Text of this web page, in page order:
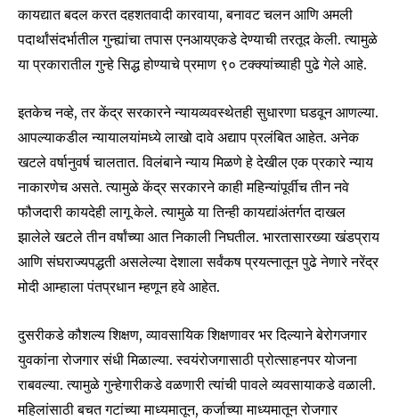
Join our community of
SUBSCRIBERS and be part of the
conversation.
To subscribe, simply enter your email address on our website
or click the subscribe button below. Don't worry, we respect
your privacy and won't spam your inbox. Your information is
SUBSCRIBE
कायद्यात बदल करत दहशतवादी कारवाया, बनावट चलन आणि अमली
पदार्थांसंदर्भातील गुन्ह्यांचा तपास एनआयएकडे देण्याची तरतूद केली. त्यामुळे
या प्रकारातील गुन्हे सिद्ध होण्याचे प्रमाण ९० टक्क्यांच्याही पुढे गेले आहे.
इतकेच नव्हे, तर केंद्र सरकारने न्यायव्यवस्थेतही सुधारणा घडवून आणल्या.
आपल्याकडील न्यायालयांमध्ये लाखो दावे अद्याप प्रलंबित आहेत. अनेक
खटले वर्षानुवर्ष चालतात. विलंबाने न्याय मिळणे हे देखील एक प्रकारे न्याय
नाकारणेच असते. त्यामुळे केंद्र सरकारने काही महिन्यांपूर्वीच तीन नवे
फौजदारी कायदेही लागू केले. त्यामुळे या तिन्ही कायद्यांअंतर्गत दाखल
झालेले खटले तीन वर्षांच्या आत निकाली निघतील. भारतासारख्या खंडप्राय
आणि संघराज्यपद्धती असलेल्या देशाला सर्वंकष प्रयत्नातून पुढे नेणारे नरेंद्र
मोदी आम्हाला पंतप्रधान म्हणून हवे आहेत.
दुसरीकडे कौशल्य शिक्षण, व्यावसायिक शिक्षणावर भर दिल्याने बेरोगजगार
युवकांना रोजगार संधी मिळाल्या. स्वयंरोजगासाठी प्रोत्साहनपर योजना
राबवल्या. त्यामुळे गुन्हेगारीकडे वळणारी त्यांची पावले व्यवसायाकडे वळाली.
महिलांसाठी बचत गटांच्या माध्यमातून, कर्जाच्या माध्यमातून रोजगार